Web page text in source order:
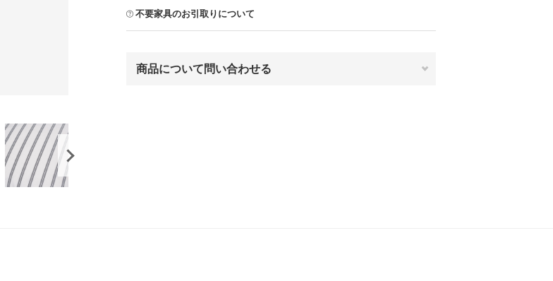
不要家具のお引取りについて
商品について問い合わせる